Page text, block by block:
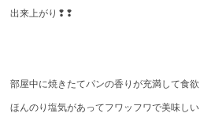
出来上がり❢❢
部屋中に焼きたてパンの香りが充満して食
ほんのり塩気があってフワッフワで美味しい